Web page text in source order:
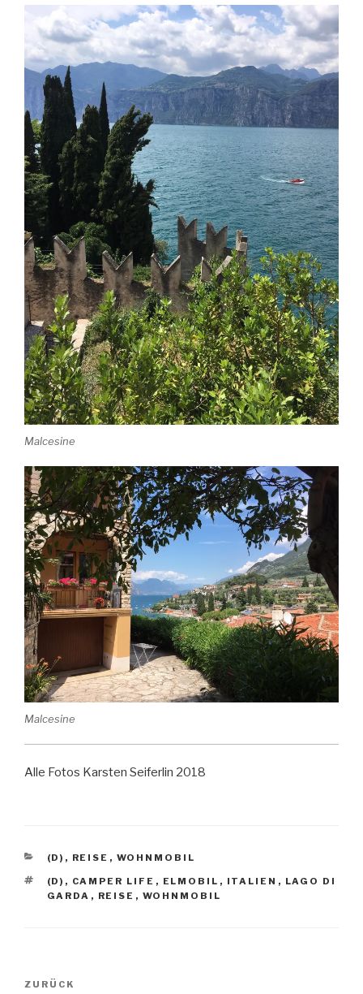
Malcesine
Malcesine
Alle Fotos Karsten Seiferlin 2018
KATEGORIEN
(D) , REISE , WOHNMOBIL
SCHLAGWÖRTER
(D) , CAMPER LIFE , ELMOBIL , ITALIEN , LAGO DI
GARDA , REISE , WOHNMOBIL
Beitragsnavigation
Vorheriger
ZURÜCK